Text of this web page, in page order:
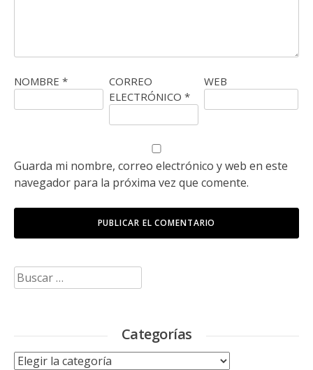
NOMBRE *
CORREO
ELECTRÓNICO *
WEB
Guarda mi nombre, correo electrónico y web en este
navegador para la próxima vez que comente.
Buscar:
Categorías
Categorías